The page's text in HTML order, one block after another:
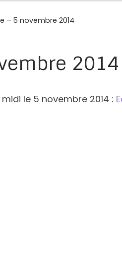
– 5 novembre 2014
2014
le 5 novembre 2014 :